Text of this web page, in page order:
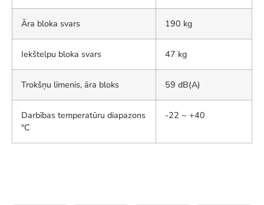
Āra bloka svars 190 kg
Iekštelpu bloka svars 47 kg
Trokšņu līmenis, āra bloks 59 dB(A)
Darbības temperatūru diapazons
°C
-22 ~ +40